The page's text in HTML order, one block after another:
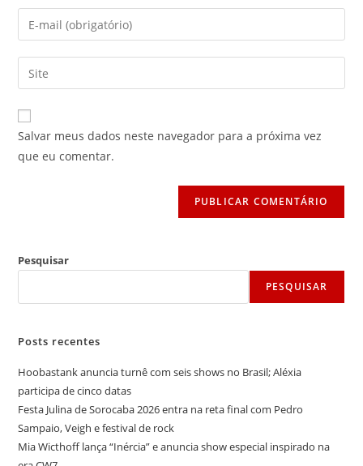
nome
ou
de
usuário
para
comentar
Digite
seu
endereço
de
mail
para
comentar
Digite
o
URL
do
site
Salvar meus dados neste navegador para a próxima vez
que eu comentar.
Pesquisar
PESQUISAR
Posts recentes
Hoobastank anuncia turnê com seis shows no Brasil; Aléxia
participa de cinco datas
Festa Julina de Sorocaba 2026 entra na reta final com Pedro
Sampaio, Veigh e festival de rock
Mia Wicthoff lança “Inércia” e anuncia show especial inspirado na